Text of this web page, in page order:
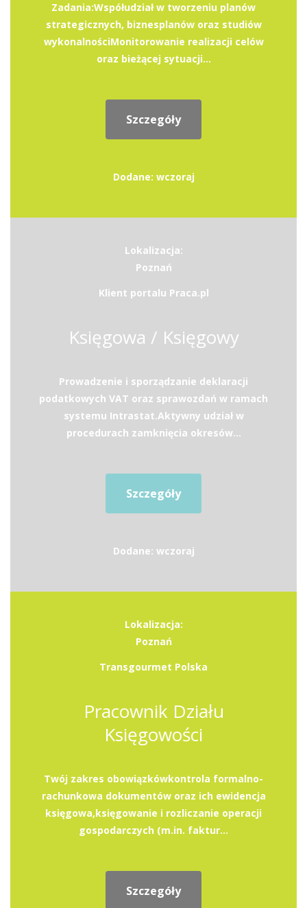
Zadania:Współudział w tworzeniu planów
strategicznych, biznesplanów oraz studiów
wykonalnościMonitorowanie realizacji celów
oraz bieżącej sytuacji...
Szczegóły
Dodane: wczoraj
Lokalizacja:
Poznań
Klient portalu Praca.pl
Księgowa / Księgowy
Prowadzenie i sporządzanie deklaracji
podatkowych VAT oraz sprawozdań w ramach
systemu Intrastat.Aktywny udział w
procedurach zamknięcia okresów...
Szczegóły
Dodane: wczoraj
Lokalizacja:
Poznań
Transgourmet Polska
Pracownik Działu
Księgowości
Twój zakres obowiązkówkontrola formalno-
rachunkowa dokumentów oraz ich ewidencja
księgowa,księgowanie i rozliczanie operacji
gospodarczych (m.in. faktur...
Szczegóły